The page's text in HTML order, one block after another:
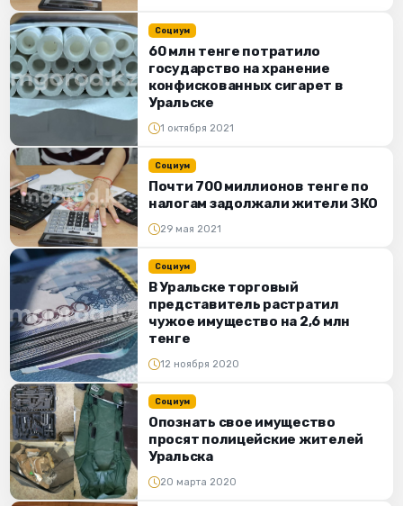
Социум
60 млн тенге потратило
государство на хранение
конфискованных сигарет в
Уральске
1 октября 2021
Социум
Почти 700 миллионов тенге по
налогам задолжали жители ЗКО
29 мая 2021
Социум
В Уральске торговый
представитель растратил
чужое имущество на 2,6 млн
тенге
12 ноября 2020
Социум
Опознать свое имущество
просят полицейские жителей
Уральска
20 марта 2020